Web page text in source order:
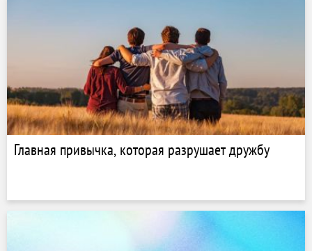
Главная привычка, которая разрушает дружбу